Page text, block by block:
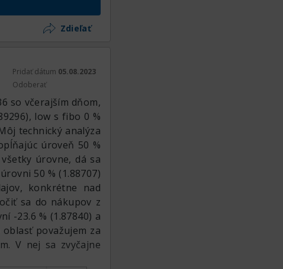
môžeme prejsť na
level, aby sa
divergencia na
na posilnenie.
Zdieľať
Pridať dátum 05.08.2023
Odoberať
so včerajším dňom,
low s fibo 0 %
technický analýza
úroveň 50 %
úrovne, dá sa
50 % (1.88707)
konkrétne nad
sa do nákupov z
-23.6 % (1.87840) a
považujem za
V nej sa zvyčajne